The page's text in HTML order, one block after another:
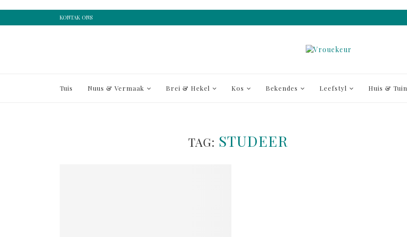
KONTAK ONS
Tuis Nuus & Vermaak Brei & Hekel Kos Bekendes Leefstyl Huis & Tuin
TAG: STUDEER